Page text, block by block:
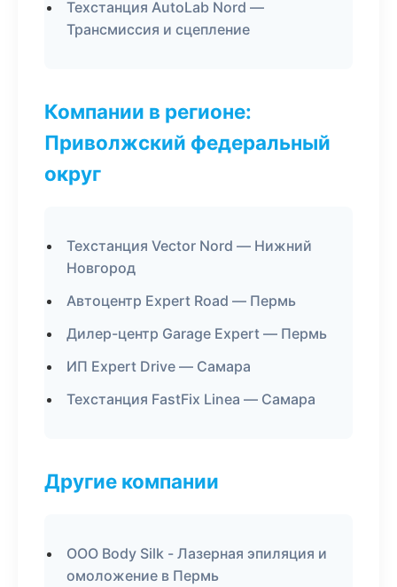
Техстанция AutoLab Nord —
Трансмиссия и сцепление
Компании в регионе:
Приволжский федеральный
округ
Техстанция Vector Nord — Нижний
Новгород
Автоцентр Expert Road — Пермь
Дилер-центр Garage Expert — Пермь
ИП Expert Drive — Самара
Техстанция FastFix Linea — Самара
Другие компании
ООО Body Silk - Лазерная эпиляция и
омоложение в Пермь